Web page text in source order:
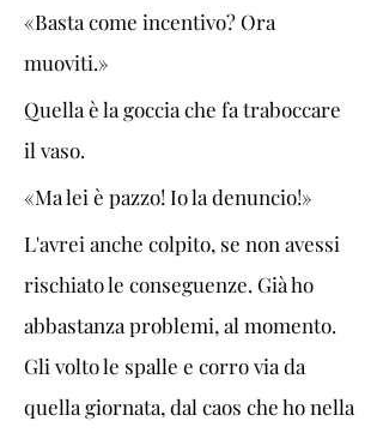
«Basta come incentivo? Ora
muoviti.»
Quella è la goccia che fa traboccare
il vaso.
«Ma lei è pazzo! Io la denuncio!»
L'avrei anche colpito, se non avessi
rischiato le conseguenze. Già ho
abbastanza problemi, al momento.
Gli volto le spalle e corro via da
quella giornata, dal caos che ho nella